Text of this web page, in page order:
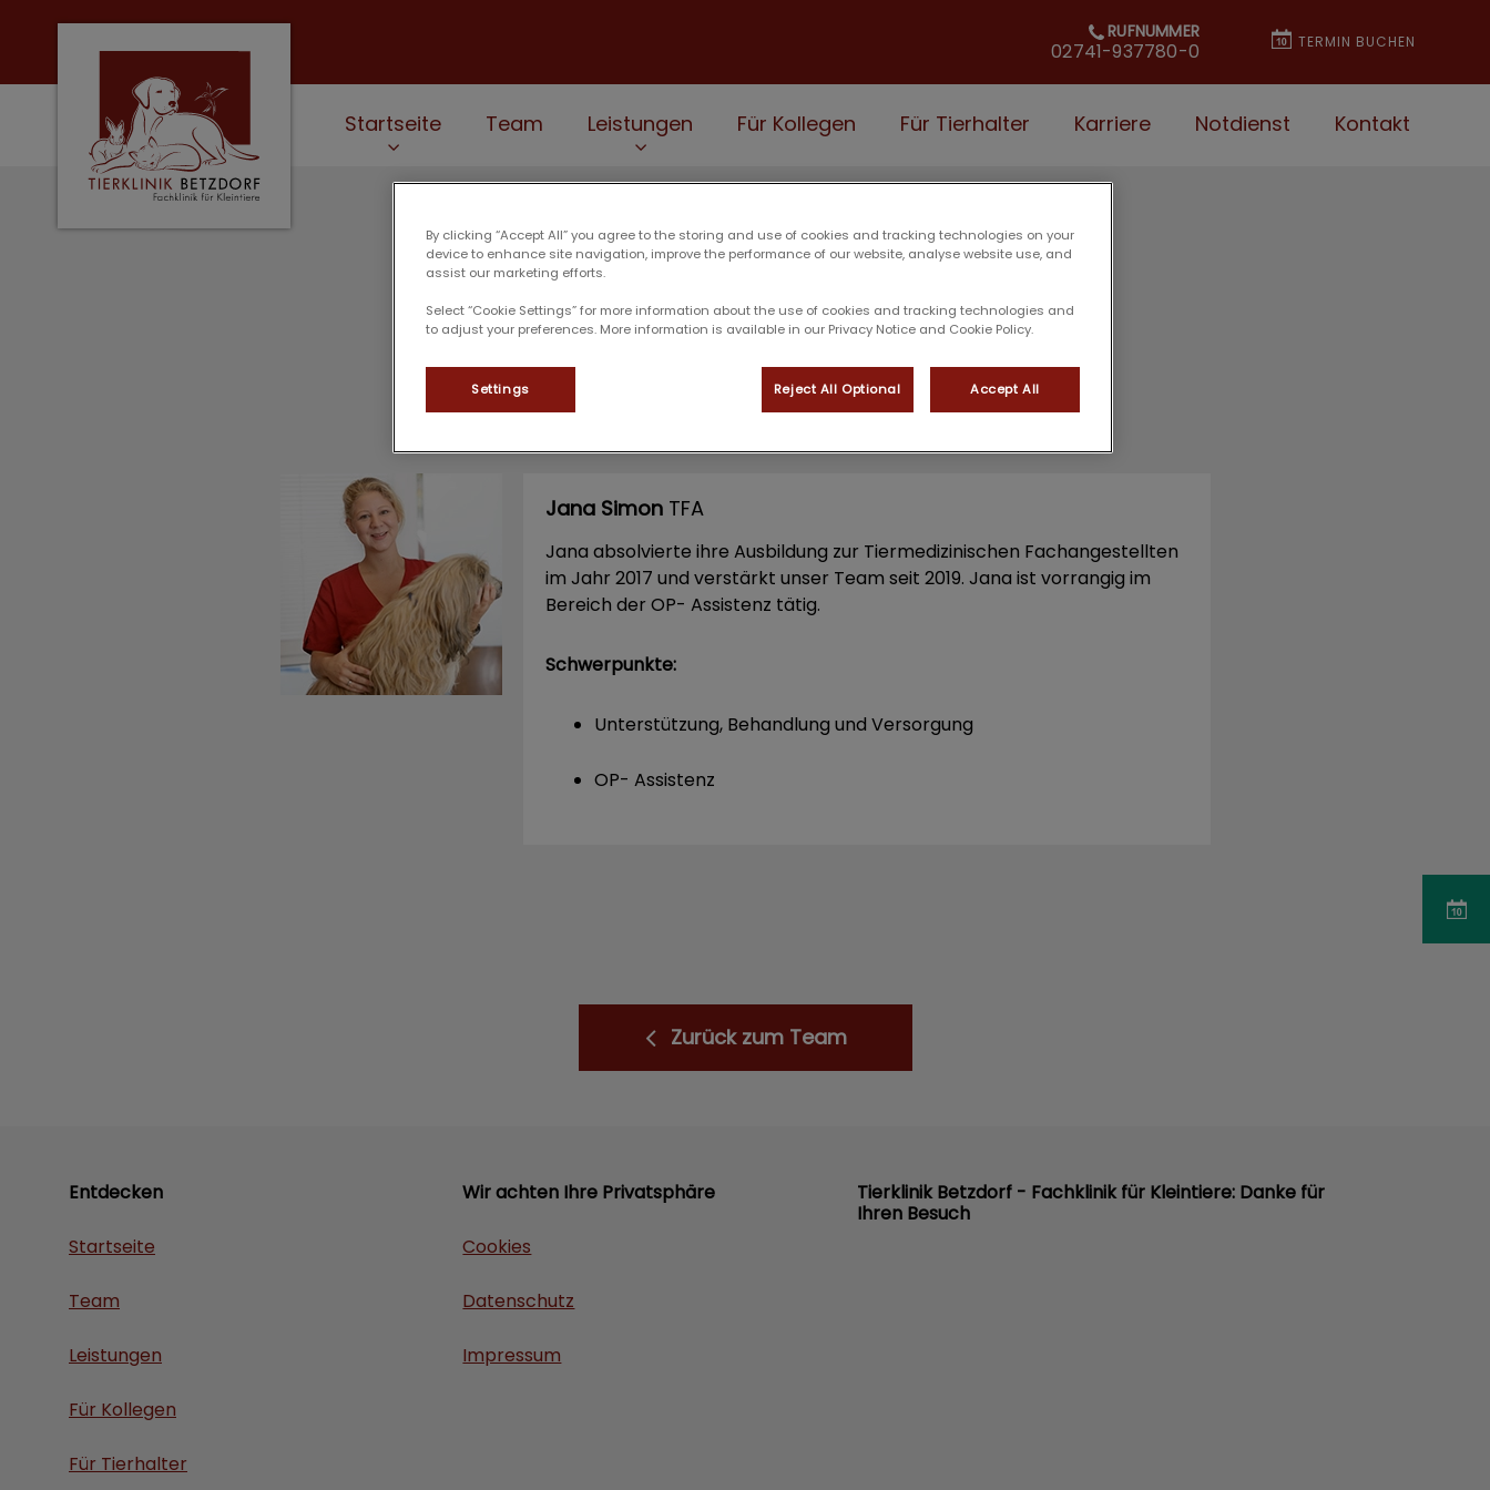
Homepage Tierklinik Betzdorf
RUFNUMMER
02741-937780-0 TERMIN BUCHEN
Startseite Team Leistungen Für Kollegen Für Tierhalter Karriere Notdienst Kontakt
Jana Simon
Jana SimonTFA
Jana absolvierte ihre Ausbildung zur Tiermedizinischen Fachangestellten
im Jahr 2017 und verstärkt unser Team seit 2019. Jana ist vorrangig im
Bereich der OP- Assistenz tätig.
Schwerpunkte:
Unterstützung, Behandlung und Versorgung
OP- Assistenz
Zurück zum Team
Entdecken
Startseite
Team
Leistungen
Für Kollegen
Für Tierhalter
Wir achten Ihre Privatsphäre
Cookies
Datenschutz
Impressum
Tierklinik Betzdorf - Fachklinik für Kleintiere: Danke für
Ihren Besuch
By clicking “Accept All” you agree to the storing and use of cookies and tracking technologies on your
device to enhance site navigation, improve the performance of our website, analyse website use, and
assist our marketing efforts.
Select “Cookie Settings” for more information about the use of cookies and tracking technologies and
to adjust your preferences. More information is available in our Privacy Notice and Cookie Policy.
Settings Reject All Optional Accept All